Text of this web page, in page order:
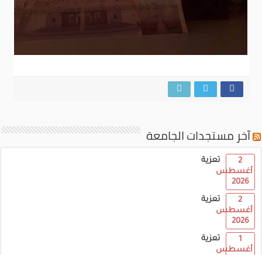
آخر مستجدات الجامعة
تعزية
2
أغسطس
2026
تعزية
2
أغسطس
2026
تعزية
1
أغسطس